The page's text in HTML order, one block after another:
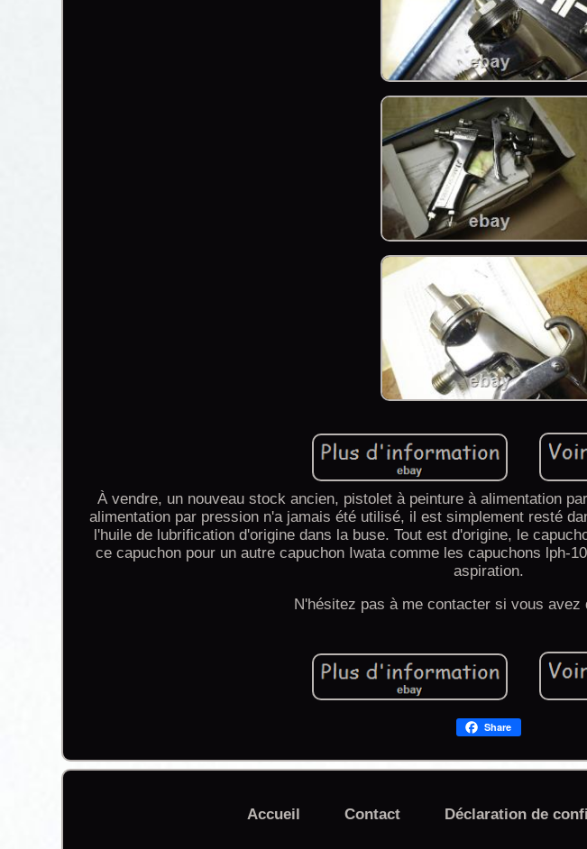
À vendre, un nouveau stock ancien, pistolet à peinture à alimentation
alimentation par pression n'a jamais été utilisé, il est simplement resté
l'huile de lubrification d'origine dans la buse. Tout est d'origine, le
ce capuchon pour un autre capuchon Iwata comme les capuchons lph-
aspiration.
N'hésitez pas à me contacter si vous avez
Share
Accueil Contact Déclaration de